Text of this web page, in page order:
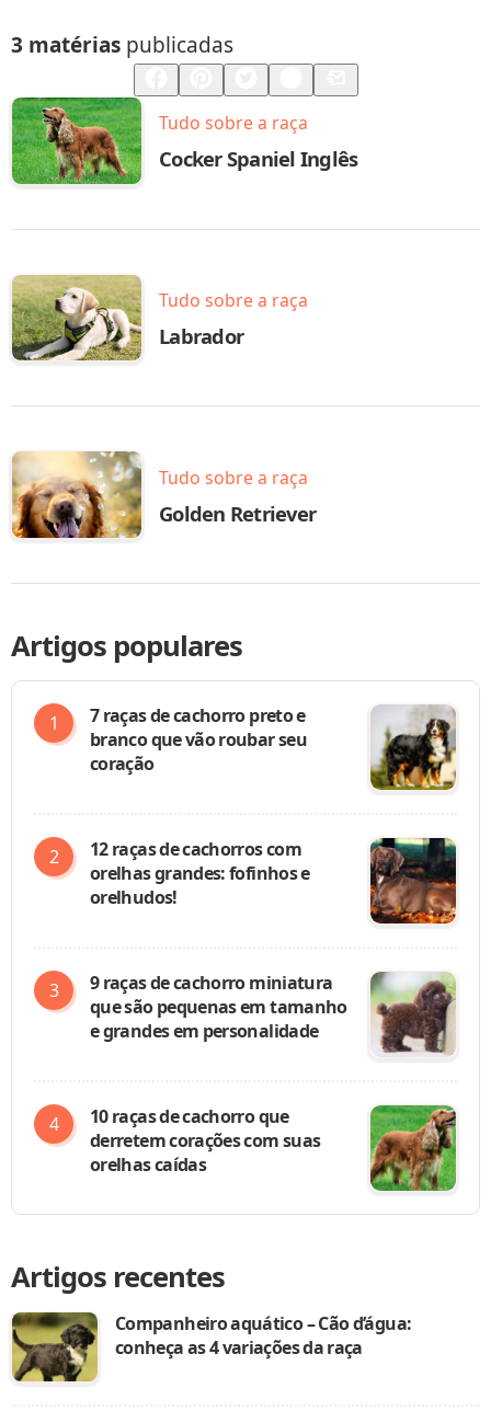
3 matérias publicadas
Compartilhar
Salvar
Tudo sobre a raça
Cocker Spaniel Inglês
Tudo sobre a raça
Labrador
Tudo sobre a raça
Golden Retriever
Artigos populares
7 raças de cachorro preto e
branco que vão roubar seu
coração
12 raças de cachorros com
orelhas grandes: fofinhos e
orelhudos!
9 raças de cachorro miniatura
que são pequenas em tamanho
e grandes em personalidade
10 raças de cachorro que
derretem corações com suas
orelhas caídas
Artigos recentes
Companheiro aquático – Cão d’água:
conheça as 4 variações da raça